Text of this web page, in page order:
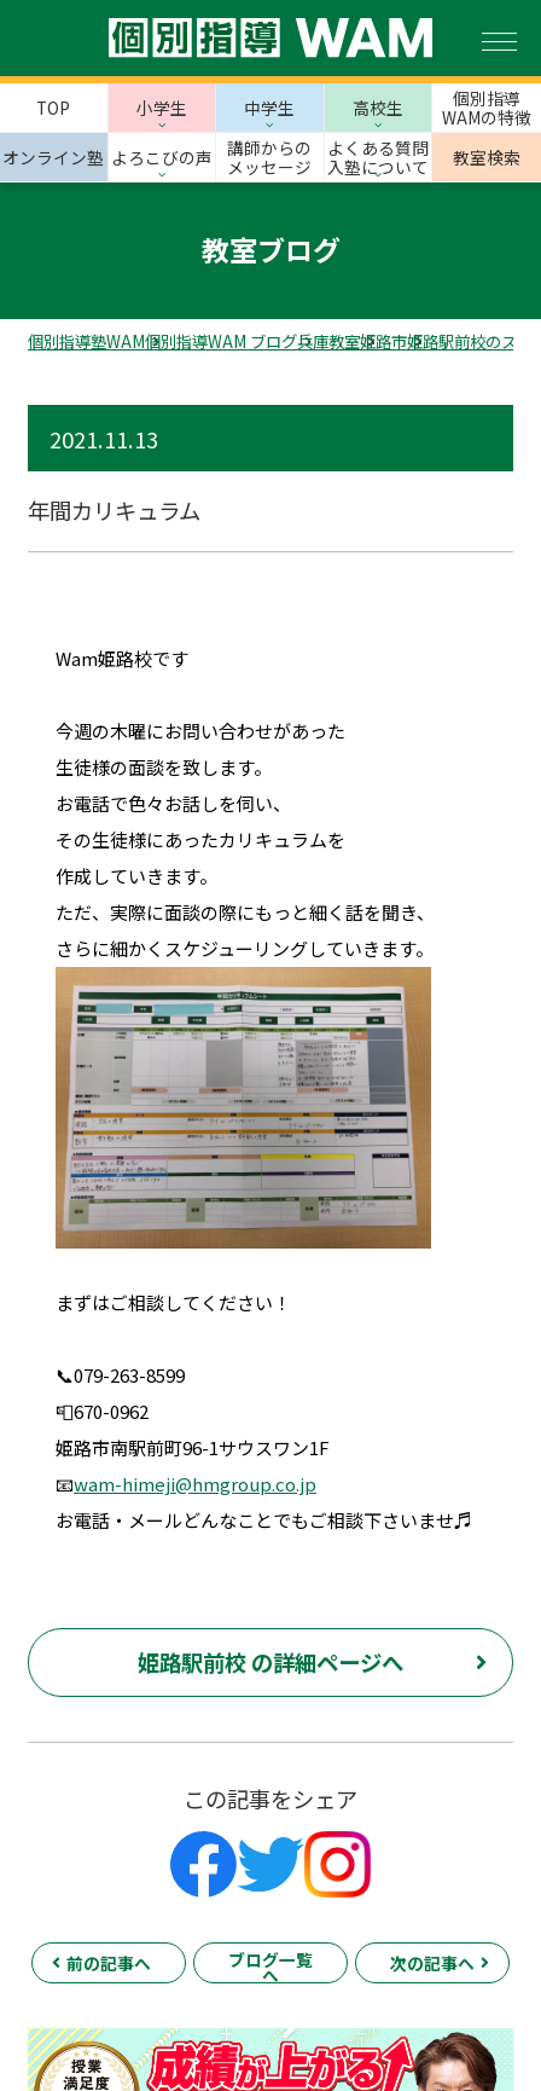
TOP 小学生 中学生 高校生
個別指導
WAMの特徴
オンライン塾 よろこびの声
講師からの
メッセージ
よくある質問
入塾について
教室検索
教室ブログ
個別指導塾WAM個別指導WAM ブログ兵庫教室姫路市姫路駅前校のスタ
2021.11.13
年間カリキュラム
Wam姫路校です
今週の木曜にお問い合わせがあった
生徒様の面談を致します。
お電話で色々お話しを伺い、
その生徒様にあったカリキュラムを
作成していきます。
ただ、実際に面談の際にもっと細く話を聞き、
さらに細かくスケジューリングしていきます。
まずはご相談してください！
📞079-263-8599
📮670-0962
姫路市南駅前町96-1サウスワン1F
📧wam-himeji@hmgroup.co.jp
お電話・メールどんなことでもご相談下さいませ♬
姫路駅前校 の詳細ページへ
この記事をシェア
前の記事へ ブログ一覧
へ
次の記事へ